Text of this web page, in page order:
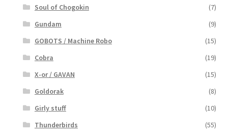
Soul of Chogokin
(7)
Gundam
(9)
GOBOTS / Machine Robo
(15)
Cobra
(19)
X-or / GAVAN
(15)
Goldorak
(8)
Girly stuff
(10)
Thunderbirds
(55)